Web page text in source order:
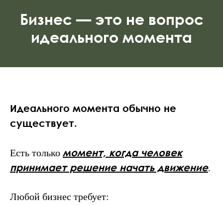
Бизнес — это не вопрос
идеального момента
Идеального момента обычно не
существует.
Есть только момент, когда человек
принимает решение начать движение.
Любой бизнес требует: